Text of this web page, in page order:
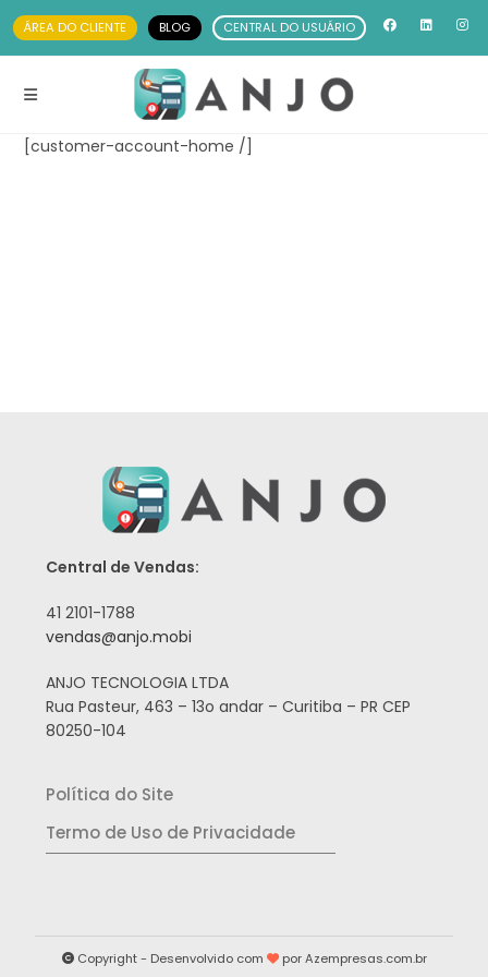
ÁREA DO CLIENTE BLOG CENTRAL DO USUÁRIO
[customer-account-home /]
Central de Vendas:
41 2101-1788
vendas@anjo.mobi
ANJO TECNOLOGIA LTDA
Rua Pasteur, 463 – 13o andar – Curitiba – PR CEP
80250-104
Política do Site
Termo de Uso de Privacidade
Copyright - Desenvolvido com porAzempresas.com.br